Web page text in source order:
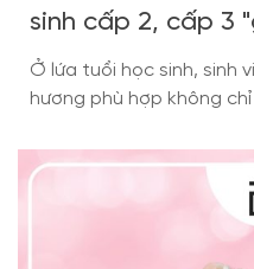
sinh cấp 2, cấp 3
Ở lứa tuổi học sinh, sinh
hương phù hợp không
nhiên, với mức chi tiêu
nước hoa chính hãng sẽ